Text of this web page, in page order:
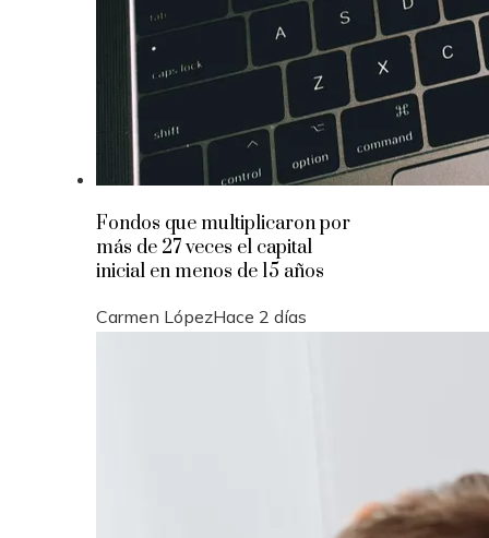
Fondos que multiplicaron por
más de 27 veces el capital
inicial en menos de 15 años
Carmen LópezHace 2 días